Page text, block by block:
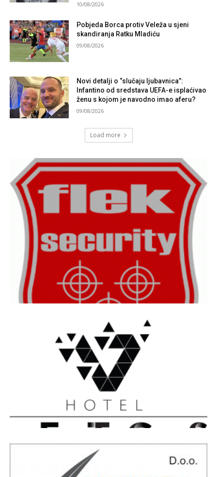
10/08/2026
Pobjeda Borca protiv Veleža u sjeni
skandiranja Ratku Mladiću
09/08/2026
Novi detalji o “slučaju ljubavnica”:
Infantino od sredstava UEFA-e isplaćivao
ženu s kojom je navodno imao aferu?
09/08/2026
Load more